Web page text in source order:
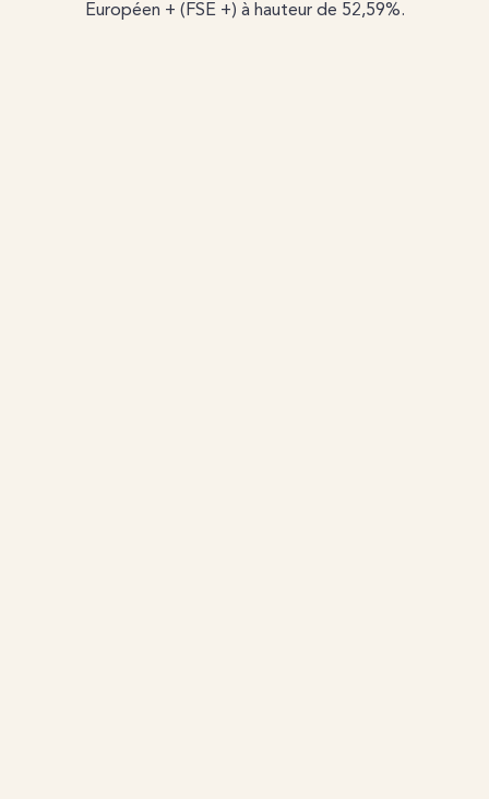
Européen + (FSE +) à hauteur de 52,59%.